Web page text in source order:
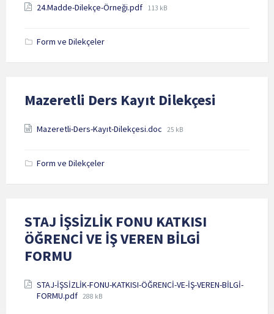
Attachments
24.Madde-Dilekçe-Örneği.pdf File
113 kB
Form ve Dilekçeler
Mazeretli Ders Kayıt Dilekçesi
Attachments
Mazeretli-Ders-Kayıt-Dilekçesi.doc File
25 kB
Form ve Dilekçeler
STAJ İŞSİZLİK FONU KATKISI
ÖĞRENCİ VE İŞ VEREN BİLGİ
FORMU
Attachments
STAJ-İŞSİZLİK-FONU-KATKISI-ÖĞRENCİ-VE-İŞ-VEREN-BİLGİ-
FORMU.pdf File
288 kB